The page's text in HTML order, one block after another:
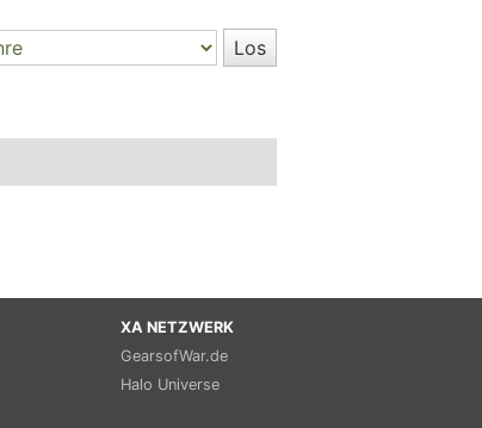
XA NETZWERK
GearsofWar.de
Halo Universe